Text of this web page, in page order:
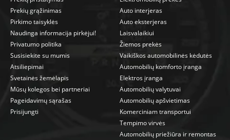
Prekių grąžinimas
Pirkimo taisyklės
Naudinga informacija pirkėjui!
Privatumo politika
Susisiekite su mumis
Atsiliepimai
Svetainės žemėlapis
Mūsų kolegos bei partneriai
Pageidavimų sąrašas
Prisijungti
Auto interjeras
Auto eksterjeras
Laisvalaikiui
Žiemos prekės
Vaikiškos automobilinės kėdutės
Automobilių komforto įranga
Elektros įranga
Automobilių valytuvai
Automobilių apšvietimas
Komerciniam transportui
Tempimo virvės
Automobilių priežiūra ir remontas